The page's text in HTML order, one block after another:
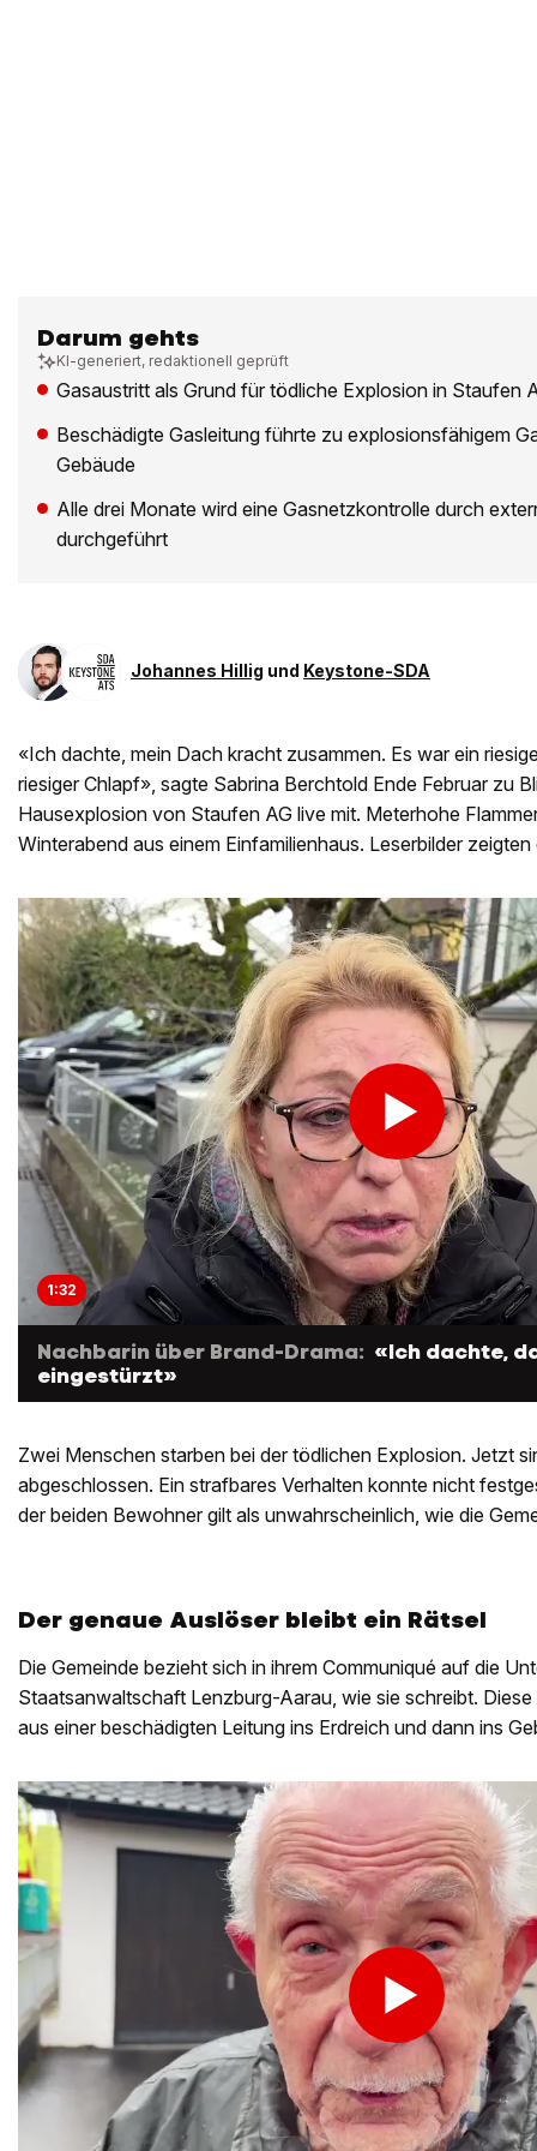
Darum gehts
KI-generiert, redaktionell geprüft
Gasaustritt als Grund für tödliche Explosion in Staufen
Beschädigte Gasleitung führte zu explosionsfähigem
Gebäude
Alle drei Monate wird eine Gasnetzkontrolle durch
durchgeführt
Johannes Hillig und Keystone-SDA
«Ich dachte, mein Dach kracht zusammen. Es war ein
riesiger Chlapf», sagte Sabrina Berchtold Ende Februar zu
Hausexplosion von Staufen AG live mit. Meterhohe
Winterabend aus einem Einfamilienhaus. Leserbilder
1:32
Nachbarin über Brand-Drama: «Ich dachte,
eingestürzt»
Zwei Menschen starben bei der tödlichen Explosion. Jetzt
abgeschlossen. Ein strafbares Verhalten konnte nicht
der beiden Bewohner gilt als unwahrscheinlich, wie die
Der genaue Auslöser bleibt ein Rätsel
Die Gemeinde bezieht sich in ihrem Communiqué auf die
Staatsanwaltschaft Lenzburg-Aarau, wie sie schreibt.
aus einer beschädigten Leitung ins Erdreich und dann ins